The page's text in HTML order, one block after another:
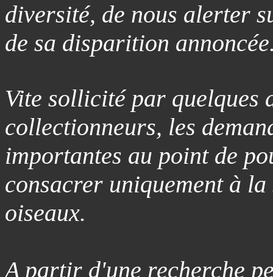
diversité, de nous alerter
de sa disparition
Vite sollicité par quelques
collectionneurs, les
importantes au point de
consacrer uniquement à
oiseaux.
A partir d'une recherche